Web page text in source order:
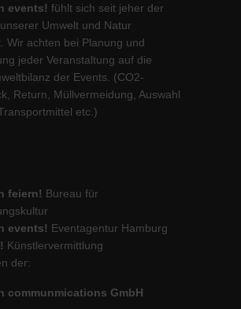
events! fühlt sich seit jeher der
Umwelt und Natur
Wir achten bei Planung und
jeder Veranstaltung auf die
der Events. (CO2-
Return, Müllvermeidung, Auswahl
etc.)
feiern! Bureau für
events! Eventagentur Hamburg
Künstlervermittlung
der:
communmications GmbH